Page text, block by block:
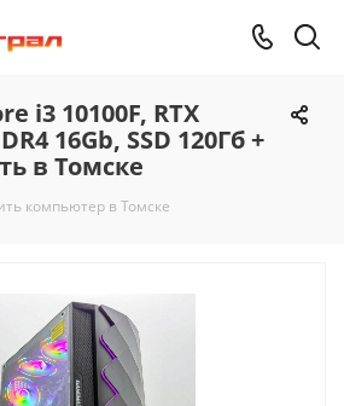
i3 10100F, RTX
16Gb, SSD 120Гб +
в Томске
компьютер в Томске